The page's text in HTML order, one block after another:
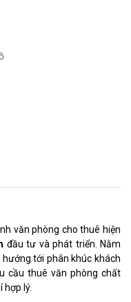
văn phòng cho thuê hiện
đầu tư và phát triển. Nằm
hướng tới phân khúc khách
cầu thuê văn phòng chất
hợp lý.